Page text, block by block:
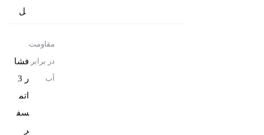
ل
مقاومت
در برابر
آب
فشا
ر 3
اتم
سف
ر